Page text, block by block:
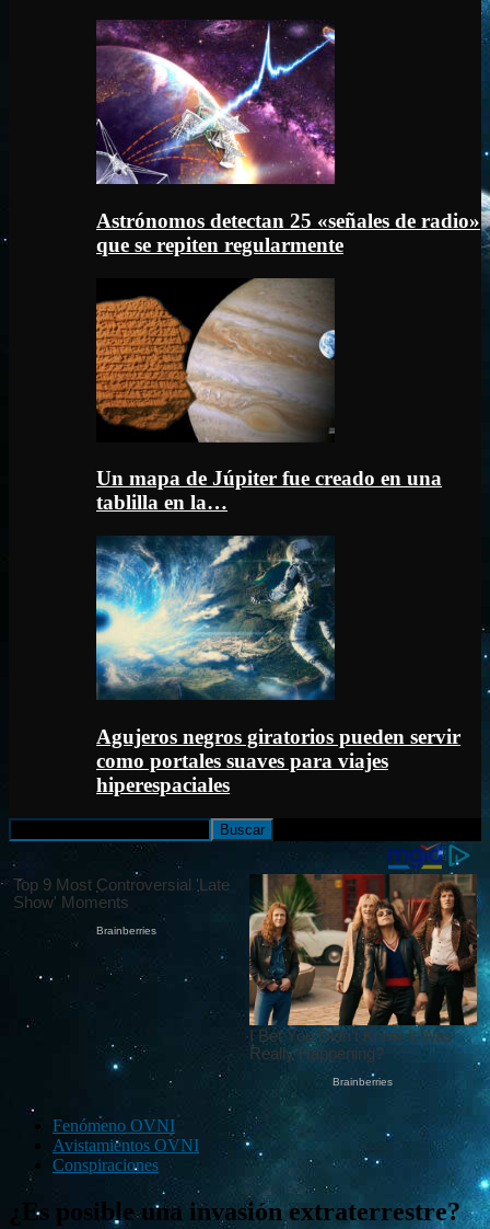
Astrónomos detectan 25 «señales de radio»
que se repiten regularmente
Un mapa de Júpiter fue creado en una
tablilla en la…
Agujeros negros giratorios pueden servir
como portales suaves para viajes
hiperespaciales
Fenómeno OVNI
Avistamientos OVNI
Conspiraciones
¿Es posible una invasión extraterrestre?